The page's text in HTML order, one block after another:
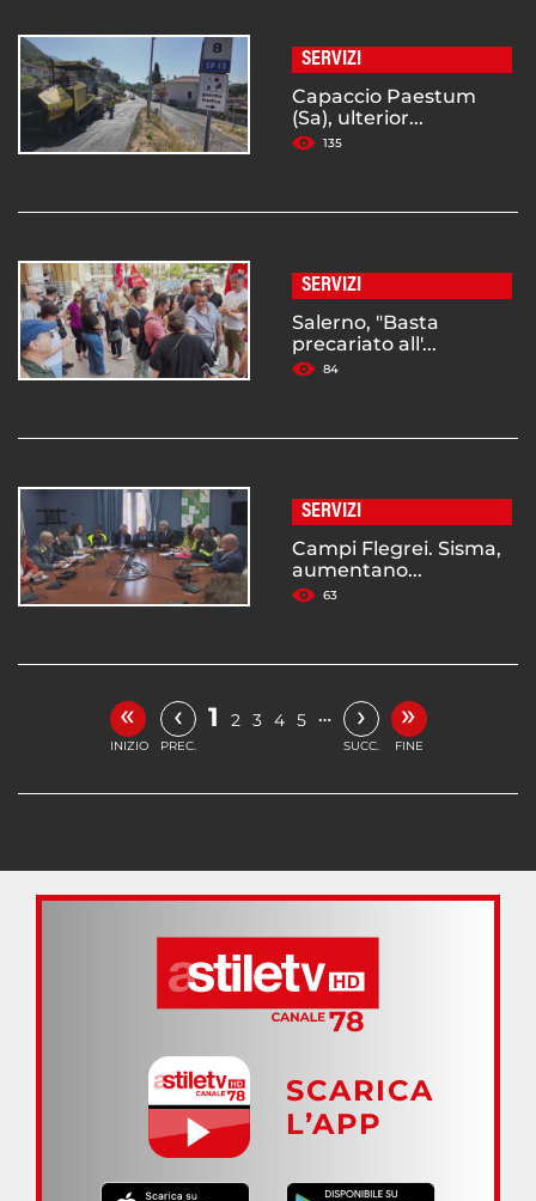
SERVIZI
Capaccio Paestum
(Sa), ulterior...
135
SERVIZI
Salerno, "Basta
precariato all'...
84
SERVIZI
Campi Flegrei. Sisma,
aumentano...
63
«
INIZIO
‹
PREC.
1 2 3 4 5 … ›
SUCC.
»
FINE
SCARICA
L’APP